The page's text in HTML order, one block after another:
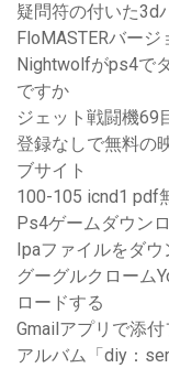
疑問符の付いた3d
FloMASTERバー
Nightwolfがps4で
ですか
ジェット戦闘機69
登録なしで無料の
ブサイト
100-105 icnd1 pdf
Ps4ゲームダウン
Ipaファイルをダウ
グーグルクローム
ロードする
Gmailアプリで添
アルバム「diy：